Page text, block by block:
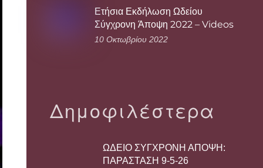
Ετήσια Εκδήλωση Ωδείου
Σύγχρονη Άποψη 2022 – Videos
10 Οκτωβρίου 2022
Δημοφιλέστερα
ΩΔΕΙΟ ΣΥΓΧΡΟΝΗ ΑΠΟΨΗ:
ΠΑΡΑΣΤΑΣΗ 9-5-26